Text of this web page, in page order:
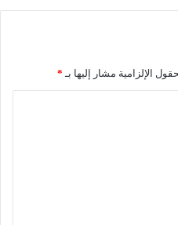
الإلزامية مشار إليها بـ *